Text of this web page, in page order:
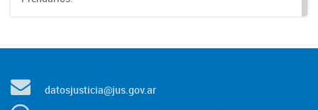
datosjusticia@jus.gov.ar